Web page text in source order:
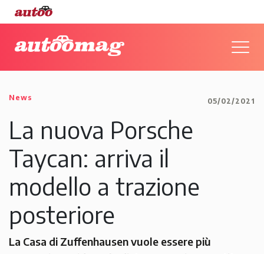
News 05/02/2021
La nuova Porsche
Taycan: arriva il
modello a trazione
posteriore
La Casa di Zuffenhausen vuole essere più